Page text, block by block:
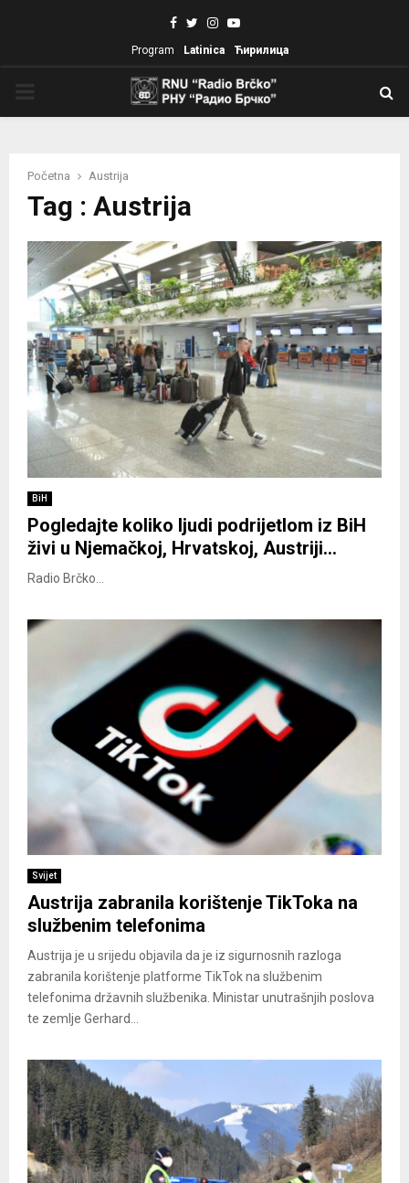
Facebook
TwitterInstagram
Youtube
Program Latinica Ћирилица
Početna Austrija
Tag : Austrija
BiH
Pogledajte koliko ljudi podrijetlom iz BiH
živi u Njemačkoj, Hrvatskoj, Austriji…
Radio Brčko...
Svijet
Austrija zabranila korištenje TikToka na
službenim telefonima
Austrija je u srijedu objavila da je iz sigurnosnih razloga
zabranila korištenje platforme TikTok na službenim
telefonima državnih službenika. Ministar unutrašnjih poslova
te zemlje Gerhard...